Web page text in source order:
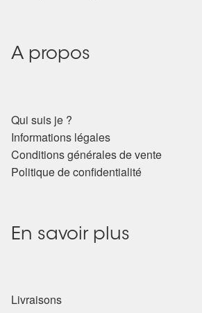
A propos
Qui suis je ?
Informations légales
Conditions générales de vente
Politique de confidentialité
En savoir plus
Livraisons